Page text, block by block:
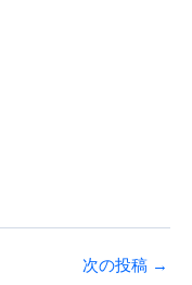
次の投稿 →